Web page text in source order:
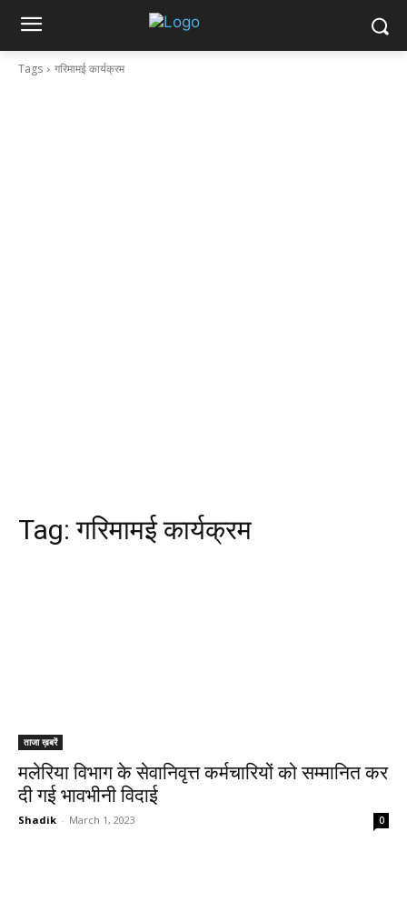
Tags गरिमामई कार्यक्रम
Tag:गरिमामई कार्यक्रम
ताजा ख़बरें
मलेरिया विभाग के सेवानिवृत्त कर्मचारियों को सम्मानित कर
दी गई भावभीनी विदाई
Shadik - March 1, 2023 0